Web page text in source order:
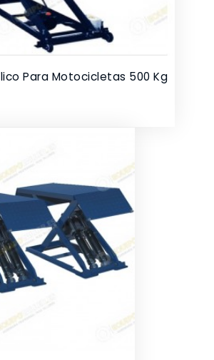
Para Motocicletas 500 Kg